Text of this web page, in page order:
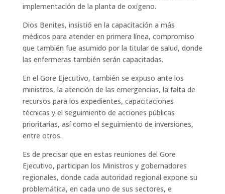
implementación de la planta de oxígeno.
Dios Benites, insistió en la capacitación a más
médicos para atender en primera línea, compromiso
que también fue asumido por la titular de salud, donde
las enfermeras también serán capacitadas.
En el Gore Ejecutivo, también se expuso ante los
ministros, la atención de las emergencias, la falta de
recursos para los expedientes, capacitaciones
técnicas y el seguimiento de acciones públicas
prioritarias, así como el seguimiento de inversiones,
entre otros.
Es de precisar que en estas reuniones del Gore
Ejecutivo, participan los Ministros y gobernadores
regionales, donde cada autoridad regional expone su
problemática, en cada uno de sus sectores, e